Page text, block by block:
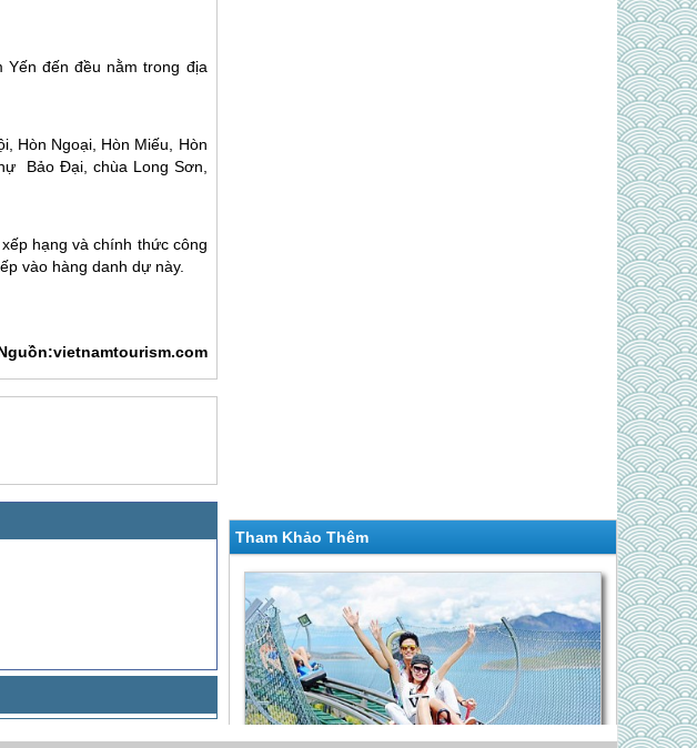
Tham Khảo Thêm
Yến đến đều nằm trong địa
Hòn Ngoại, Hòn Miếu, Hòn
Bảo Đại, chùa Long Sơn,
hạng và chính thức công
vào hàng danh dự này.